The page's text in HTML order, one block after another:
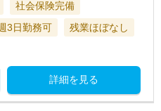
社会保険完備
3日勤務可 残業ほぼなし
詳細を見る